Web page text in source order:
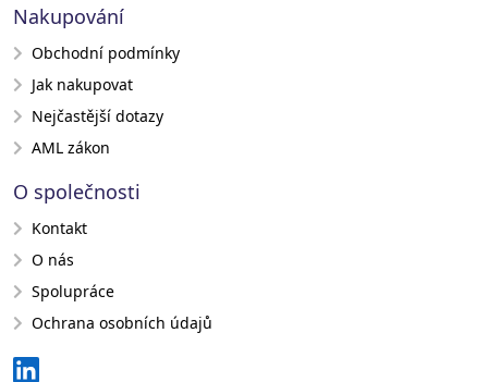
Nakupování
Obchodní podmínky
Jak nakupovat
Nejčastější dotazy
AML zákon
O společnosti
Kontakt
O nás
Spolupráce
Ochrana osobních údajů